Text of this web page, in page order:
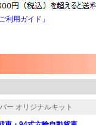
利用ガイド」
ー オリジナルキット